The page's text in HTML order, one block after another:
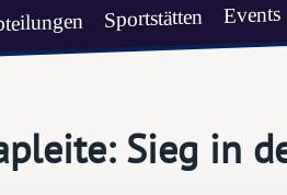
Sportstätten Events
Sieg in